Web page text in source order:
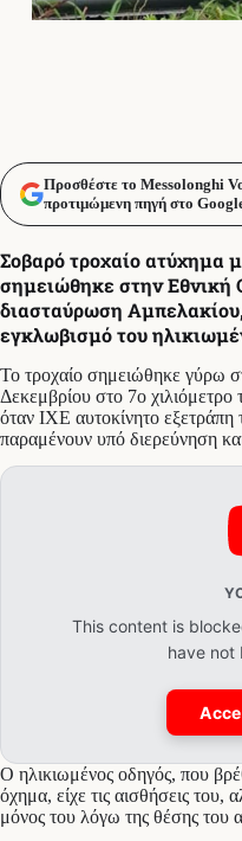
Προσθέστε το Messolonghi
προτιμώμενη πηγή στο
Σοβαρό τροχαίο ατύχημα
σημειώθηκε στην Εθνική
διασταύρωση
εγκλωβισμό του
Το τροχαίο σημειώθηκε γύρω
Δεκεμβρίου στο 7ο χιλιόμετρο
όταν ΙΧΕ αυτοκίνητο εξετράπη
παραμένουν υπό διερεύνηση
This content is
have not
Ο ηλικιωμένος οδηγός, που
όχημα, είχε τις αισθήσεις
μόνος του λόγω της θέσης του